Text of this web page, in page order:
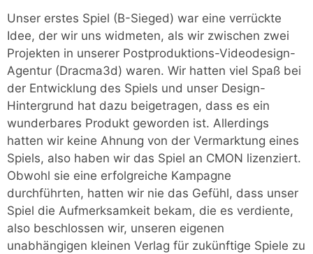
Unser erstes Spiel (B-Sieged) war eine verrückte
Idee, der wir uns widmeten, als wir zwischen zwei
Projekten in unserer Postproduktions-Videodesign-
Agentur (Dracma3d) waren. Wir hatten viel Spaß bei
der Entwicklung des Spiels und unser Design-
Hintergrund hat dazu beigetragen, dass es ein
wunderbares Produkt geworden ist. Allerdings
hatten wir keine Ahnung von der Vermarktung eines
Spiels, also haben wir das Spiel an CMON lizenziert.
Obwohl sie eine erfolgreiche Kampagne
durchführten, hatten wir nie das Gefühl, dass unser
Spiel die Aufmerksamkeit bekam, die es verdiente,
also beschlossen wir, unseren eigenen
unabhängigen kleinen Verlag für zukünftige Spiele zu